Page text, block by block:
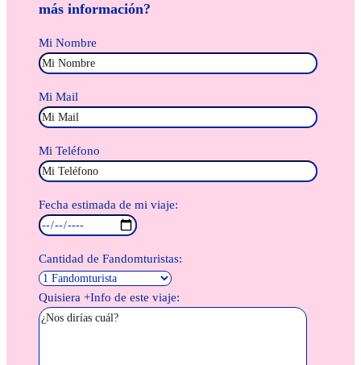
más información?
Mi Nombre
Mi Mail
Mi Teléfono
Fecha estimada de mi viaje:
Cantidad de Fandomturistas:
Quisiera +Info de este viaje: